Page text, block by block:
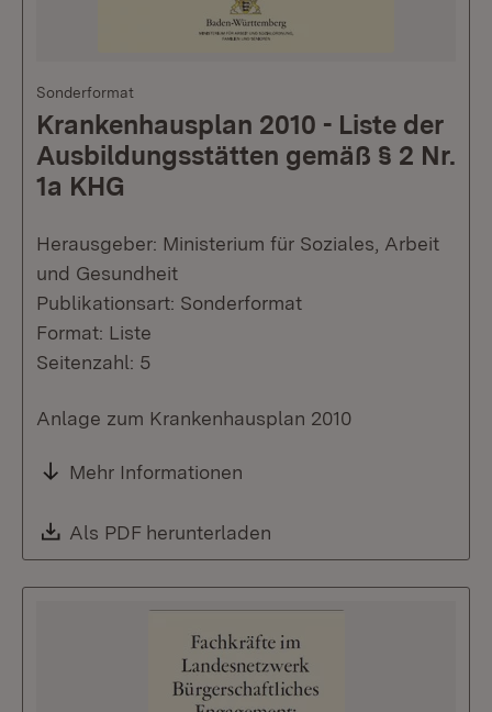
Sonderformat
Krankenhausplan 2010 - Liste der
Ausbildungsstätten gemäß § 2 Nr.
1a KHG
Herausgeber: Ministerium für Soziales, Arbeit
und Gesundheit
Publikationsart: Sonderformat
Format: Liste
Seitenzahl: 5
Anlage zum Krankenhausplan 2010
Mehr Informationen
Download:
Als PDF herunterladen